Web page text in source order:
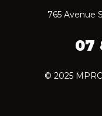
765 Avenue
07
© 2025